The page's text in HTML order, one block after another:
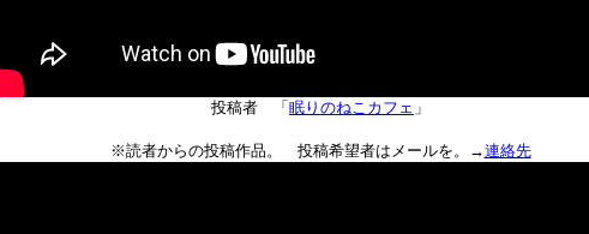
投稿者 「 眠りのねこカフェ 」
※読者からの投稿作品。 投稿希望者はメールを。→連絡先